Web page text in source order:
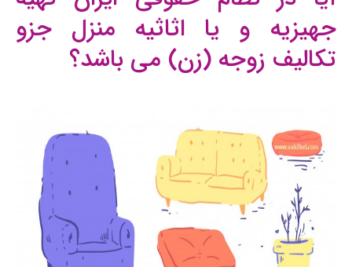
جهیزیه و یا اثاثیه منزل جزو
تکالیف زوجه (زن) می باشد؟